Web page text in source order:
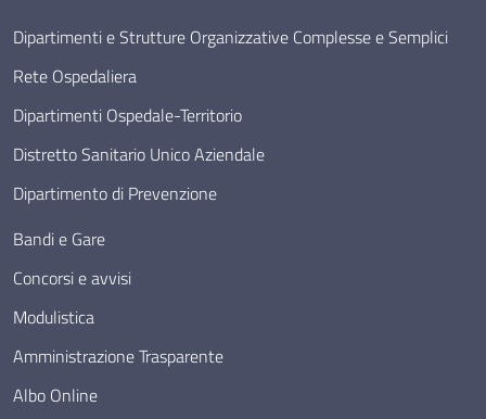
Dipartimenti e Strutture Organizzative Complesse e Semplici
Rete Ospedaliera
Dipartimenti Ospedale-Territorio
Distretto Sanitario Unico Aziendale
Dipartimento di Prevenzione
Bandi e Gare
Concorsi e avvisi
Modulistica
Amministrazione Trasparente
Albo Online